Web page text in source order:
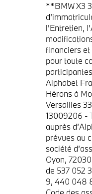
**BMW X3
l'Entretien,
financiers
pour toute
Alphabet
Hérons à
Versailles
13009206 -
auprès
prévues au
société
Oyon,
de 537 052
9, 440 048